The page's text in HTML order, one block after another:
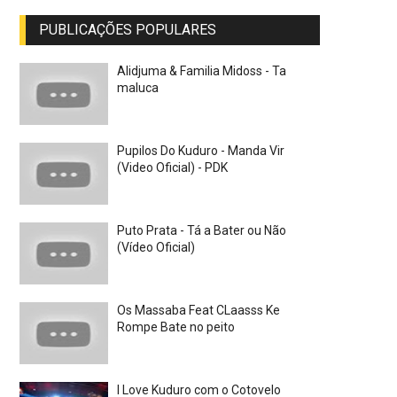
PUBLICAÇÕES POPULARES
Alidjuma & Familia Midoss - Ta
maluca
Pupilos Do Kuduro - Manda Vir
(Video Oficial) - PDK
Puto Prata - Tá a Bater ou Não
(Vídeo Oficial)
Os Massaba Feat CLaasss Ke
Rompe Bate no peito
I Love Kuduro com o Cotovelo